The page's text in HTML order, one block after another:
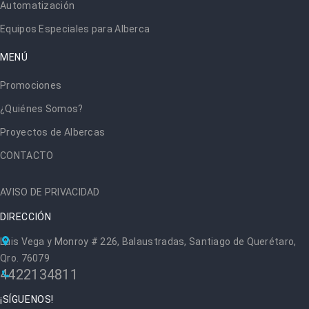
Automatización
Equipos Especiales para Alberca
MENÚ
Promociones
¿Quiénes Somos?
Proyectos de Albercas
CONTACTO
AVISO DE PRIVACIDAD
DIRECCIÓN
Luis Vega y Monroy # 226, Balaustradas, Santiago de Querétaro,
Qro. 76079
4422134811
¡SÍGUENOS!